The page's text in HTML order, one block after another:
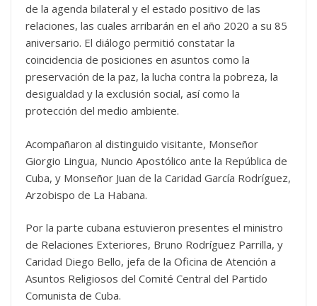
de la agenda bilateral y el estado positivo de las
relaciones, las cuales arribarán en el año 2020 a su 85
aniversario. El diálogo permitió constatar la
coincidencia de posiciones en asuntos como la
preservación de la paz, la lucha contra la pobreza, la
desigualdad y la exclusión social, así como la
protección del medio ambiente.
Acompañaron al distinguido visitante, Monseñor
Giorgio Lingua, Nuncio Apostólico ante la República de
Cuba, y Monseñor Juan de la Caridad García Rodríguez,
Arzobispo de La Habana.
Por la parte cubana estuvieron presentes el ministro
de Relaciones Exteriores, Bruno Rodríguez Parrilla, y
Caridad Diego Bello, jefa de la Oficina de Atención a
Asuntos Religiosos del Comité Central del Partido
Comunista de Cuba.